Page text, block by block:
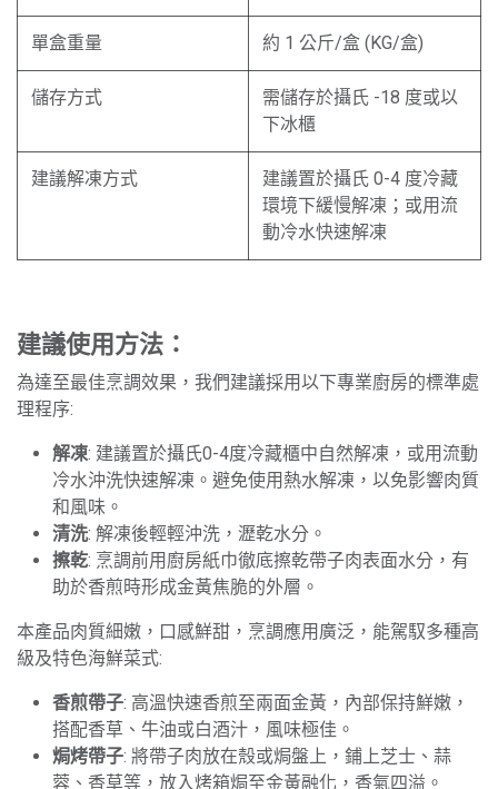
單盒重量 約 1 公斤/盒 (KG/盒)
儲存方式
需儲存於攝氏 -18 度或以
下冰櫃
建議解凍方式
建議置於攝氏 0-4 度冷藏
環境下緩慢解凍；或用流
動冷水快速解凍
建議使用方法：
為達至最佳烹調效果，我們建議採用以下專業廚房的標準處
理程序:
解凍: 建議置於攝氏0-4度冷藏櫃中自然解凍，或用流動
冷水沖洗快速解凍。避免使用熱水解凍，以免影響肉質
和風味。
清洗: 解凍後輕輕沖洗，瀝乾水分。
擦乾: 烹調前用廚房紙巾徹底擦乾帶子肉表面水分，有
助於香煎時形成金黃焦脆的外層。
本產品肉質細嫩，口感鮮甜，烹調應用廣泛，能駕馭多種高
級及特色海鮮菜式:
香煎帶子: 高溫快速香煎至兩面金黃，內部保持鮮嫩，
搭配香草、牛油或白酒汁，風味極佳。
焗烤帶子: 將帶子肉放在殼或焗盤上，鋪上芝士、蒜
蓉、香草等，放入烤箱焗至金黃融化，香氣四溢。